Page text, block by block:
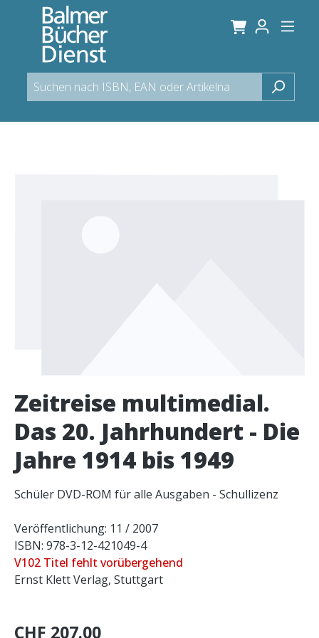
springen
Zeitreise multimedial.
Das 20. Jahrhundert - Die
Jahre 1914 bis 1949
Schüler DVD-ROM für alle Ausgaben - Schullizenz
Veröffentlichung: 11 / 2007
ISBN: 978-3-12-421049-4
V102 Titel fehlt vorübergehend
Ernst Klett Verlag, Stuttgart
CHF 207.00